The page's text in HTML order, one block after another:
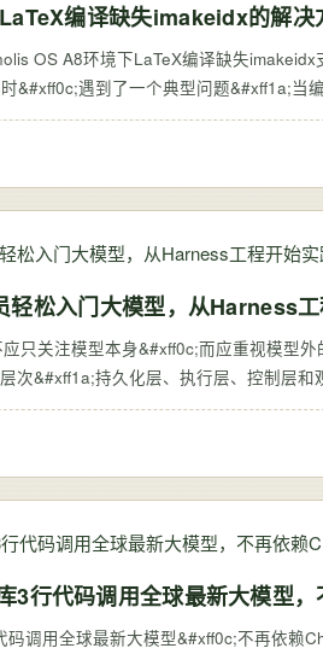
编译缺失imakeidx的解决
OS A8环境下LaTeX编译缺失
&#xff0c;遇到了一个典型问题&#xff1a;
轻松入门大模型，从Harness
只关注模型本身&#xff0c;而应重视模型
次&#xff1a;持久化层、执行层、控制层
行代码调用全球最新大模型
型&#xff0c;不再依赖ChatGPT网页版 过去&#xff0c;想体验全球最新的大语